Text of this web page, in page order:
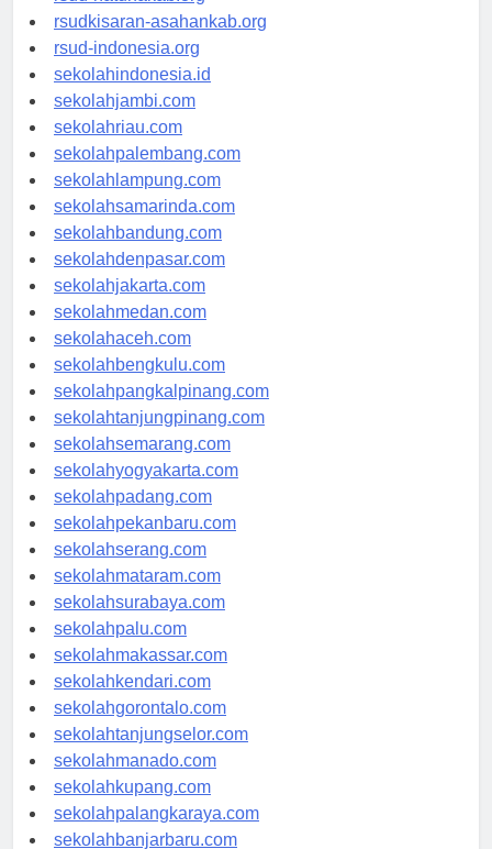
rsud-natunakab.org
rsudkisaran-asahankab.org
rsud-indonesia.org
sekolahindonesia.id
sekolahjambi.com
sekolahriau.com
sekolahpalembang.com
sekolahlampung.com
sekolahsamarinda.com
sekolahbandung.com
sekolahdenpasar.com
sekolahjakarta.com
sekolahmedan.com
sekolahaceh.com
sekolahbengkulu.com
sekolahpangkalpinang.com
sekolahtanjungpinang.com
sekolahsemarang.com
sekolahyogyakarta.com
sekolahpadang.com
sekolahpekanbaru.com
sekolahserang.com
sekolahmataram.com
sekolahsurabaya.com
sekolahpalu.com
sekolahmakassar.com
sekolahkendari.com
sekolahgorontalo.com
sekolahtanjungselor.com
sekolahmanado.com
sekolahkupang.com
sekolahpalangkaraya.com